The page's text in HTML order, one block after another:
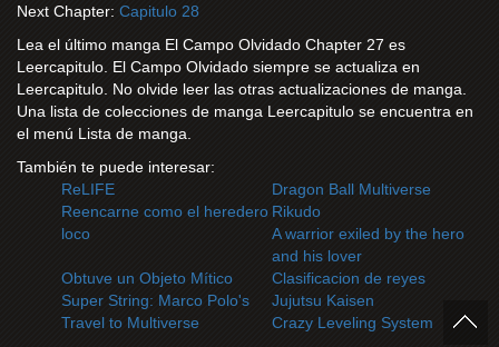
Next Chapter: Capitulo 28
Lea el último manga El Campo Olvidado Chapter 27 es
Leercapitulo. El Campo Olvidado siempre se actualiza en
Leercapitulo. No olvide leer las otras actualizaciones de manga.
Una lista de colecciones de manga Leercapitulo se encuentra en
el menú Lista de manga.
También te puede interesar:
ReLIFE
Dragon Ball Multiverse
Reencarne como el heredero
loco
Rikudo
A warrior exiled by the hero
and his lover
Obtuve un Objeto Mítico
Clasificacion de reyes
Super String: Marco Polo's
Travel to Multiverse
Jujutsu Kaisen
Crazy Leveling System